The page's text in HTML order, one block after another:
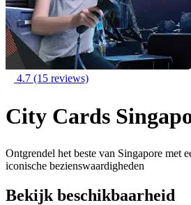
4.7 (15 reviews)
City Cards
Ontgrendel het beste van Singapore met
iconische bezienswaardigheden
Bekijk beschikbaarheid